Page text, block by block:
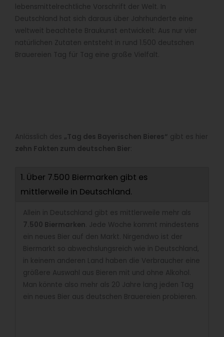
lebensmittelrechtliche Vorschrift der Welt. In
Deutschland hat sich daraus über Jahrhunderte eine
weltweit beachtete Braukunst entwickelt: Aus nur vier
natürlichen Zutaten entsteht in rund 1.500 deutschen
Brauereien Tag für Tag eine große Vielfalt.
Anlässlich des „Tag des Bayerischen Bieres“ gibt es hier
zehn Fakten zum deutschen Bier
1. Über 7.500 Biermarken gibt es
mittlerweile in Deutschland.
Allein in Deutschland gibt es mittlerweile mehr als
7.500 Biermarken . Jede Woche kommt mindestens
ein neues Bier auf den Markt. Nirgendwo ist der
Biermarkt so abwechslungsreich wie in Deutschland,
in keinem anderen Land haben die Verbraucher eine
größere Auswahl aus Bieren mit und ohne Alkohol.
Man könnte also mehr als 20 Jahre lang jeden Tag
ein neues Bier aus deutschen Brauereien probieren.